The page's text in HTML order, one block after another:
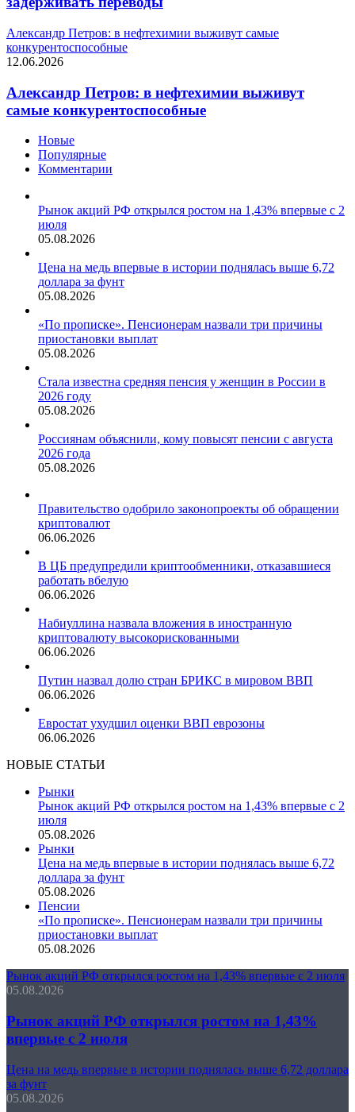
Александр Петров: в нефтехимии выживут самые
конкурентоспособные
12.06.2026
Александр Петров: в нефтехимии выживут
самые конкурентоспособные
Новые
Популярные
Комментарии
Рынок акций РФ открылся ростом на 1,43% впервые с 2
июля
05.08.2026
Цена на медь впервые в истории поднялась выше 6,72
доллара за фунт
05.08.2026
«По прописке». Пенсионерам назвали три причины
приостановки выплат
05.08.2026
Стала известна средняя пенсия у женщин в России в
2026 году
05.08.2026
Россиянам объяснили, кому повысят пенсии с августа
2026 года
05.08.2026
Правительство одобрило законопроекты об обращении
криптовалют
06.06.2026
В ЦБ предупредили криптообменники, отказавшиеся
работать вбелую
06.06.2026
Набиуллина назвала вложения в иностранную
криптовалюту высокорискованными
06.06.2026
Путин назвал долю стран БРИКС в мировом ВВП
06.06.2026
Евростат ухудшил оценки ВВП еврозоны
06.06.2026
НОВЫЕ СТАТЬИ
Рынки
Рынок акций РФ открылся ростом на 1,43% впервые с 2
июля
05.08.2026
Рынки
Цена на медь впервые в истории поднялась выше 6,72
доллара за фунт
05.08.2026
Пенсии
«По прописке». Пенсионерам назвали три причины
приостановки выплат
05.08.2026
Рынок акций РФ открылся ростом на 1,43% впервые с 2 июля
05.08.2026
Рынок акций РФ открылся ростом на 1,43%
впервые с 2 июля
Цена на медь впервые в истории поднялась выше 6,72 доллара
за фунт
05.08.2026